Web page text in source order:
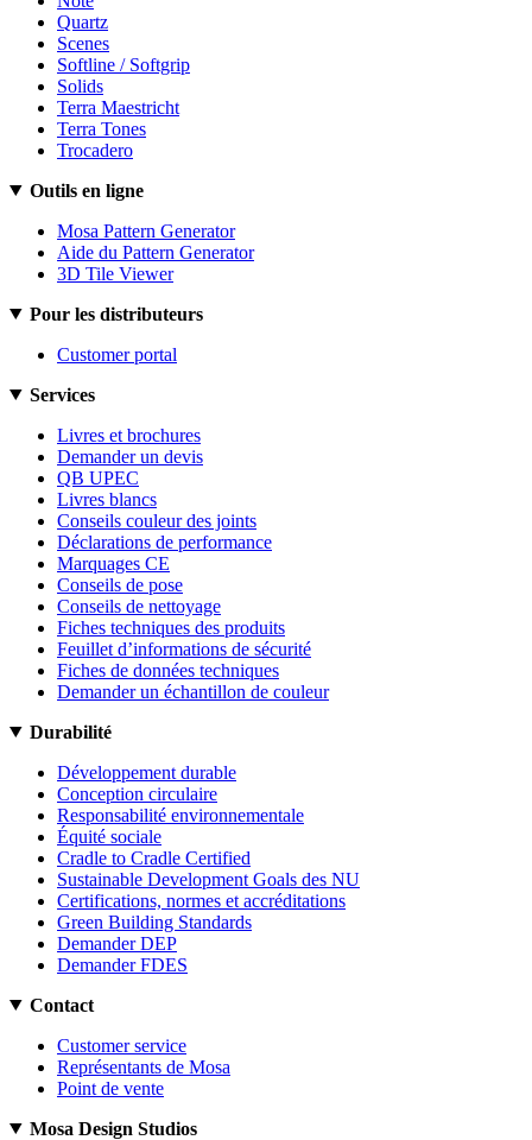
Quartz
Scenes
Softline / Softgrip
Solids
Terra Maestricht
Terra Tones
Trocadero
Outils en ligne
Mosa Pattern Generator
Aide du Pattern Generator
3D Tile Viewer
Pour les distributeurs
Customer portal
Services
Livres et brochures
Demander un devis
QB UPEC
Livres blancs
Conseils couleur des joints
Déclarations de performance
Marquages CE
Conseils de pose
Conseils de nettoyage
Fiches techniques des produits
Feuillet d’informations de sécurité
Fiches de données techniques
Demander un échantillon de couleur
Durabilité
Développement durable
Conception circulaire
Responsabilité environnementale
Équité sociale
Cradle to Cradle Certified
Sustainable Development Goals des NU
Certifications, normes et accréditations
Green Building Standards
Demander DEP
Demander FDES
Contact
Customer service
Représentants de Mosa
Point de vente
Mosa Design Studios